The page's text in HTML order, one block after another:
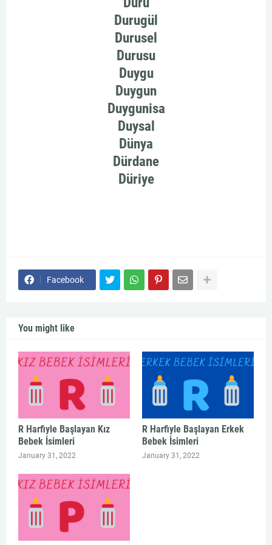
Durugül
Durusel
Durusu
Duygu
Duygun
Duygunisa
Duysal
Dünya
Dürdane
Düriye
Facebook
You might like
R Harfiyle Başlayan Kız
Bebek İsimleri
January 31, 2022
R Harfiyle Başlayan Erkek
Bebek İsimleri
January 31, 2022